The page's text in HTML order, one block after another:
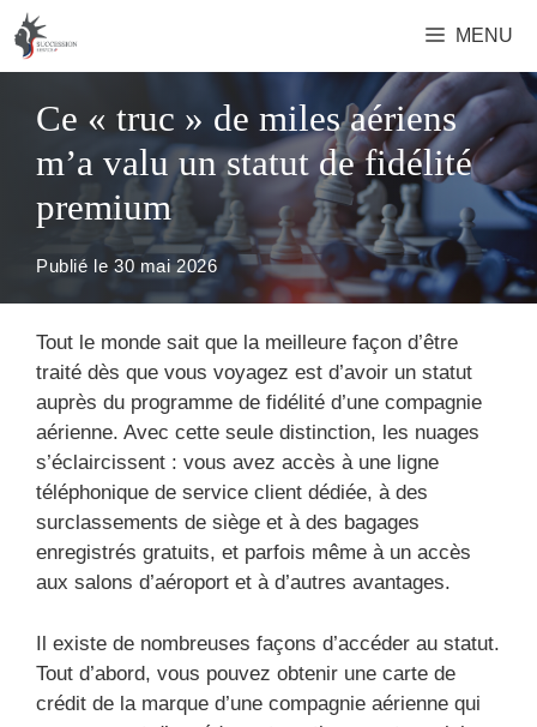
Aller
au
contenu
MENU
Ce « truc » de miles aériens
m’a valu un statut de fidélité
premium
Publié le 30 mai 2026
Tout le monde sait que la meilleure façon d’être
traité dès que vous voyagez est d’avoir un statut
auprès du programme de fidélité d’une compagnie
aérienne. Avec cette seule distinction, les nuages ​​
s’éclaircissent : vous avez accès à une ligne
téléphonique de service client dédiée, à des
surclassements de siège et à des bagages
enregistrés gratuits, et parfois même à un accès
aux salons d’aéroport et à d’autres avantages.
Il existe de nombreuses façons d’accéder au statut.
Tout d’abord, vous pouvez obtenir une carte de
crédit de la marque d’une compagnie aérienne qui